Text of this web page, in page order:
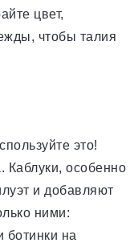
цвет,
чтобы талия
это!
Каблуки, особенно
и добавляют
ними:
на